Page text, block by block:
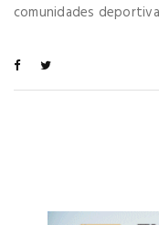
comunidades